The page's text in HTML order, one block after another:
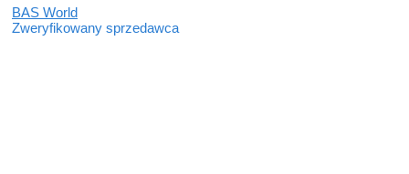
BAS World
Zweryfikowany sprzedawca